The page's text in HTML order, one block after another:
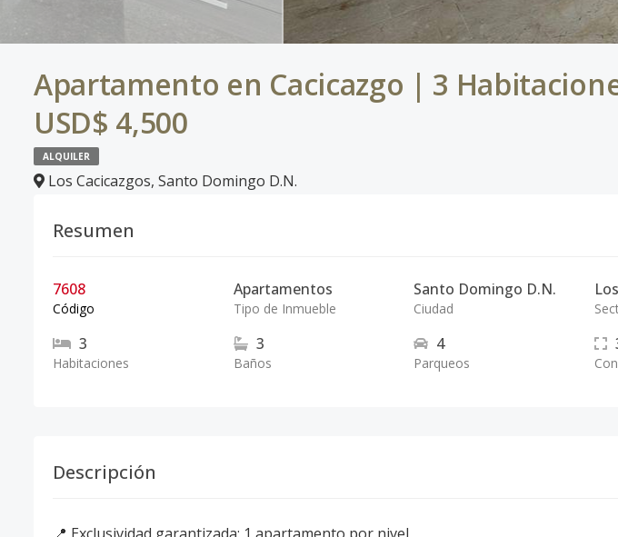
Apartamento en Cacicazgo | 3
USD$ 4,500
ALQUILER
Los Cacicazgos, Santo Domingo D.N.
Resumen
7608
Código
Apartamentos
Tipo de Inmueble
Santo Domingo D.N.
Ciudad
3
Habitaciones
3
Baños
4
Parqueos
Descripción